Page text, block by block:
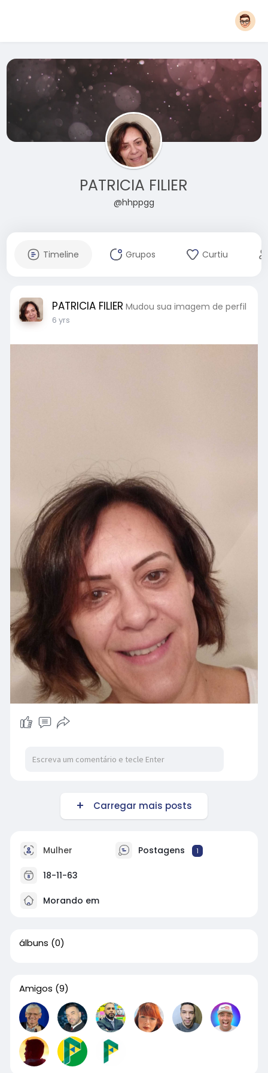
PATRICIA FILIER
@hhppgg
Timeline Grupos Curtiu
PATRICIA FILIER Mudou sua imagem de perfil
6 yrs
Carregar mais posts
Mulher Postagens 1
18-11-63
Morando em
álbuns (0)
Amigos (9)